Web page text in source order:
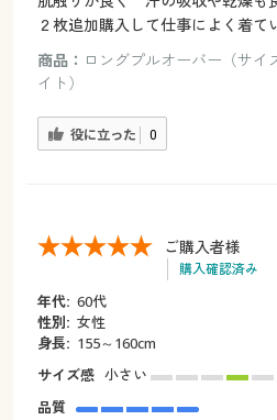
２枚追加購入して仕事によく着て
商品： ロングプルオーバー（サイ
イト）
役に立った 0
ご購入者様
購入確認済み
年代: 60代
性別: 女性
身長: 155～160cm
サイズ感 小さい
品質